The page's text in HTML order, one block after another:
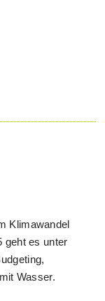
Klimawandel
geht es unter
Wasser.